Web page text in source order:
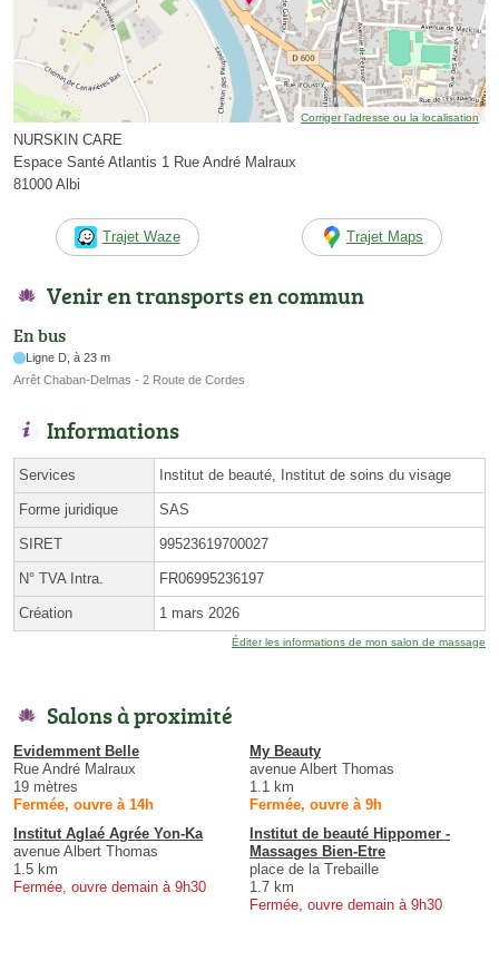
Corriger l’adresse ou la localisation
NURSKIN CARE
Espace Santé Atlantis 1 Rue André Malraux
81000 Albi
Trajet Waze Trajet Maps
Venir en transports en commun
En bus
Ligne D, à 23 m
Arrêt Chaban-Delmas - 2 Route de Cordes
Informations
Services Institut de beauté, Institut de soins du visage
Forme juridique SAS
SIRET 99523619700027
N° TVA Intra. FR06995236197
Création 1 mars 2026
Éditer les informations de mon salon de massage
Salons à proximité
Evidemment Belle
Rue André Malraux
19 mètres
Fermée, ouvre à 14h
My Beauty
avenue Albert Thomas
1.1 km
Fermée, ouvre à 9h
Institut Aglaé Agrée Yon-Ka
avenue Albert Thomas
1.5 km
Fermée, ouvre demain à 9h30
Institut de beauté Hippomer -
Massages Bien-Etre
place de la Trebaille
1.7 km
Fermée, ouvre demain à 9h30